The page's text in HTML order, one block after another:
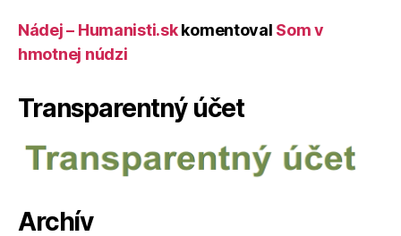
Nádej – Humanisti.skkomentoval Som v
hmotnej núdzi
Transparentný účet
Archív